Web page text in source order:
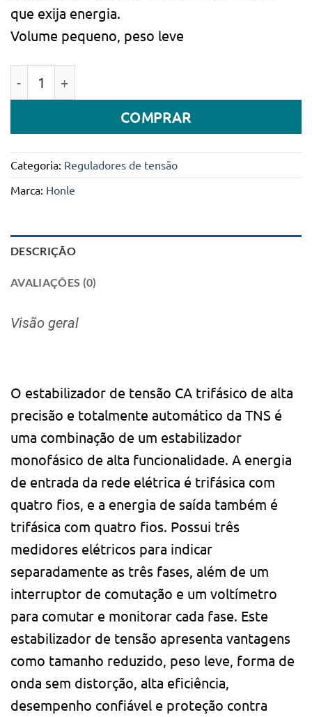
que exija energia.
Volume pequeno, peso leve
COMPRAR
Categoria: Reguladores de tensão
Marca: Honle
DESCRIÇÃO
AVALIAÇÕES (0)
Visão geral
O estabilizador de tensão CA trifásico de alta
precisão e totalmente automático da TNS é
uma combinação de um estabilizador
monofásico de alta funcionalidade. A energia
de entrada da rede elétrica é trifásica com
quatro fios, e a energia de saída também é
trifásica com quatro fios. Possui três
medidores elétricos para indicar
separadamente as três fases, além de um
interruptor de comutação e um voltímetro
para comutar e monitorar cada fase. Este
estabilizador de tensão apresenta vantagens
como tamanho reduzido, peso leve, forma de
onda sem distorção, alta eficiência,
desempenho confiável e proteção contra